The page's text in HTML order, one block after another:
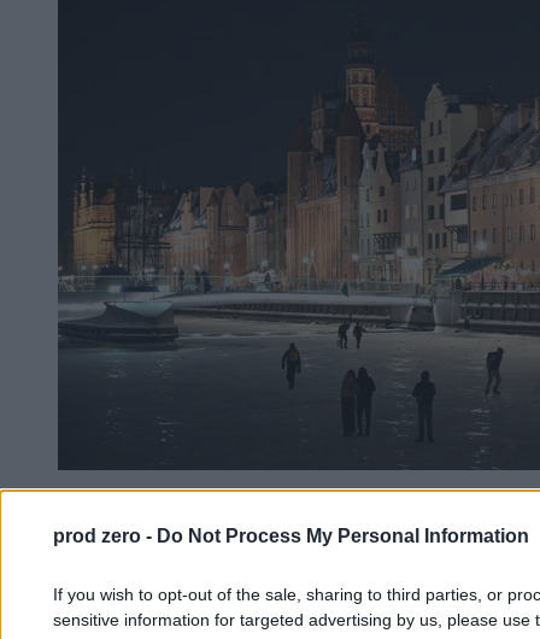
prod zero - Do Not Process My Personal Information
If you wish to opt-out of the sale, sharing to third parties, or
sensitive information for targeted advertising by us, please use
Sopocie. Ludzie ratują się w wypożyczalni
Michał Cieciura